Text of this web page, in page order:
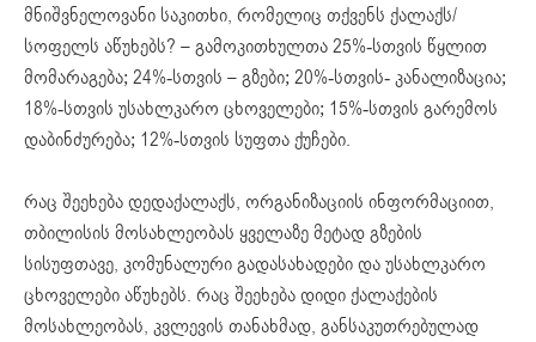
მნიშვნელოვანი საკითხი, რომელიც თქვენს ქალაქს/
სოფელს აწუხებს? – გამოკითხულთა 25%-სთვის წყლით
მომარაგება; 24%-სთვის – გზები; 20%-სთვის- კანალიზაცია;
18%-სთვის უსახლკარო ცხოველები; 15%-სთვის გარემოს
დაბინძურება; 12%-სთვის სუფთა ქუჩები.
რაც შეეხება დედაქალაქს, ორგანიზაციის ინფორმაციით,
თბილისის მოსახლეობას ყველაზე მეტად გზების
სისუფთავე, კომუნალური გადასახადები და უსახლკარო
ცხოველები აწუხებს. რაც შეეხება დიდი ქალაქების
მოსახლეობას, კვლევის თანახმად, განსაკუთრებულად